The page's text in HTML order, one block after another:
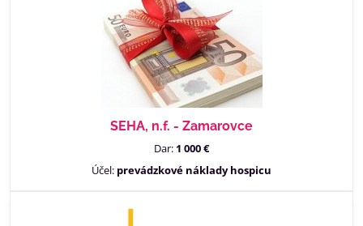
SEHA, n.f. - Zamarovce
Dar: 1 000 €
Účel: prevádzkové náklady hospicu